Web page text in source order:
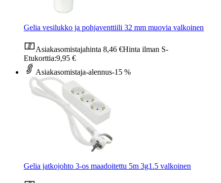
Gelia vesilukko ja pohjaventtiili 32 mm muovia valkoinen
Asiakasomistajahinta 8,46 €Hinta ilman S-
Etukorttia:9,95 €
Asiakasomistaja-alennus-15 %
Gelia jatkojohto 3-os maadoitettu 5m 3g1.5 valkoinen